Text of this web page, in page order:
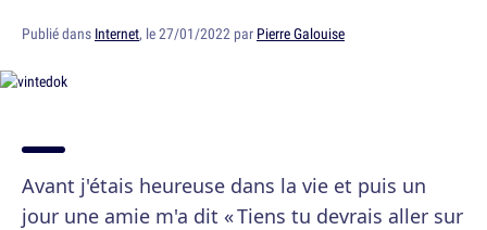
Publié dans Internet, le 27/01/2022 par Pierre Galouise
Avant j'étais heureuse dans la vie et puis un
jour une amie m'a dit « Tiens tu devrais aller sur